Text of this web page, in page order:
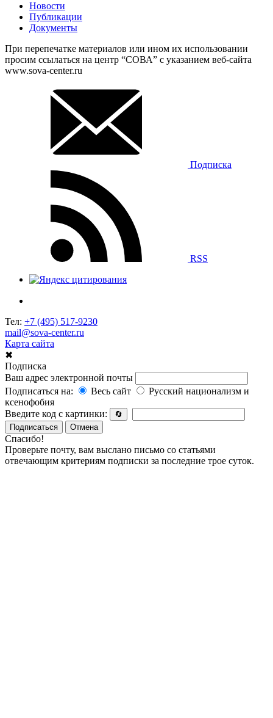
Новости
Публикации
Документы
При перепечатке материалов или ином их использовании
просим ссылаться на центр “СОВА” с указанием веб-сайта
www.sova-center.ru
Подписка
RSS
Тел: +7 (495) 517-9230
mail@sova-center.ru
Карта сайта
✖
Подписка
Ваш адрес электронной почты
Подписаться на:
Весь сайт
Русский национализм и
ксенофобия
Введите код с картинки:
🔄
Подписаться
Отмена
Спасибо!
Проверьте почту, вам выслано письмо со статьями
отвечающим критериям подписки за последние трое суток.